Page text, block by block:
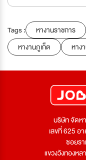
Tags : หางานราชการ
หางานภูเก็ต
หาง
บริษัท จัดห
เลขที่ 625 อ
ซอยร
แขวงวังทองห